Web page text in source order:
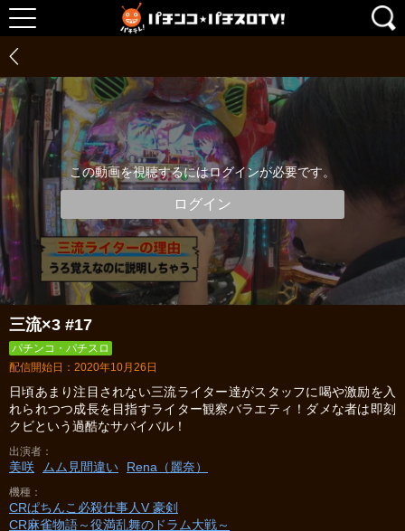
この動画を視聴するにはログインが必要です。
ログイン
三流×3 #17
パチンコ・パチスロ
配信開始日：2020年10月26日
日頃あまり注目されない三流ライター達がスタッフに喝や激励を入
れられつつ成長を目指すライター観察バラエティ！ダメな者は即刻
クビという過酷なサバイバル！
出演者
美咲 ムム見間違い Rena（麗奈）
機種
CRぱちんこ必殺仕事人V 豪剣
CR麻雀物語～役満乱舞のドラム大戦～